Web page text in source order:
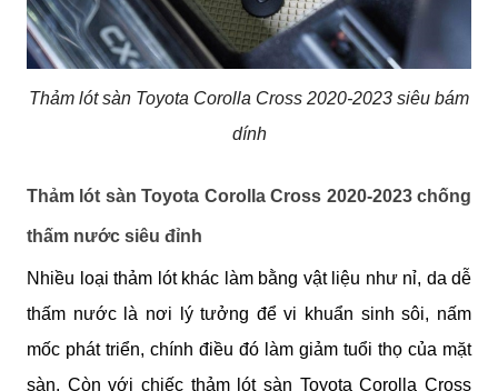
Thảm lót sàn Toyota Corolla Cross 2020-2023 siêu bám
dính
Thảm lót sàn Toyota Corolla Cross 2020-2023 chống
thấm nước siêu đỉnh
Nhiều loại thảm lót khác làm bằng vật liệu như nỉ, da dễ
thấm nước là nơi lý tưởng để vi khuẩn sinh sôi, nấm
mốc phát triển, chính điều đó làm giảm tuổi thọ của mặt